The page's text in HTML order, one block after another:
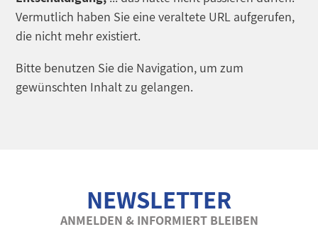
Vermutlich haben Sie eine veraltete URL aufgerufen,
die nicht mehr existiert.
Bitte benutzen Sie die Navigation, um zum
gewünschten Inhalt zu gelangen.
NEWSLETTER
ANMELDEN & INFORMIERT BLEIBEN